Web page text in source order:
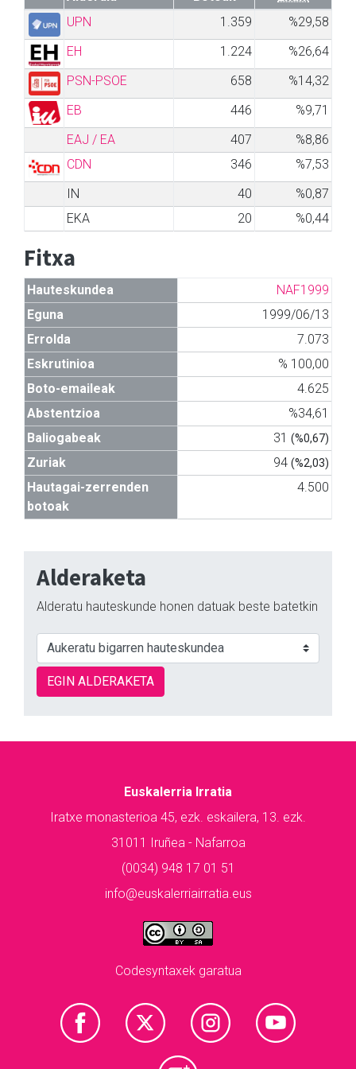
UPN
1.359
%29,58
EH
1.224
%26,64
PSN-PSOE
658
%14,32
EB
446
%9,71
EAJ / EA
407
%8,86
CDN
346
%7,53
IN
40
%0,87
EKA
20 %0,44
Fitxa
Hauteskundea
NAF1999
Eguna
1999/06/13
Errolda
7.073
Eskrutinioa
% 100,00
Boto-emaileak
4.625
Abstentzioa
%34,61
Baliogabeak
31 (%0,67)
Zuriak 94 (%2,03)
Hautagai-zerrenden
botoak
4.500
Alderaketa
Alderatu hauteskunde honen datuak beste batetkin
EGIN ALDERAKETA
Euskalerria Irratia
Iratxe monasterioa 45, ezk. eskailera, 13. ezk.
31011 Iruñea - Nafarroa
(0034) 948 17 01 51
info@euskalerriairratia.eus
Codesyntaxek garatua